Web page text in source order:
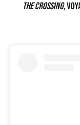
The Crossing,